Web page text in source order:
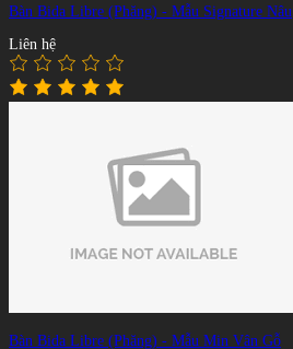
Bàn Bida Libre (Phăng) - Mẫu Signature Nâu
Liên hệ
Bàn Bida Libre (Phăng) - Mẫu Min Vân Gỗ